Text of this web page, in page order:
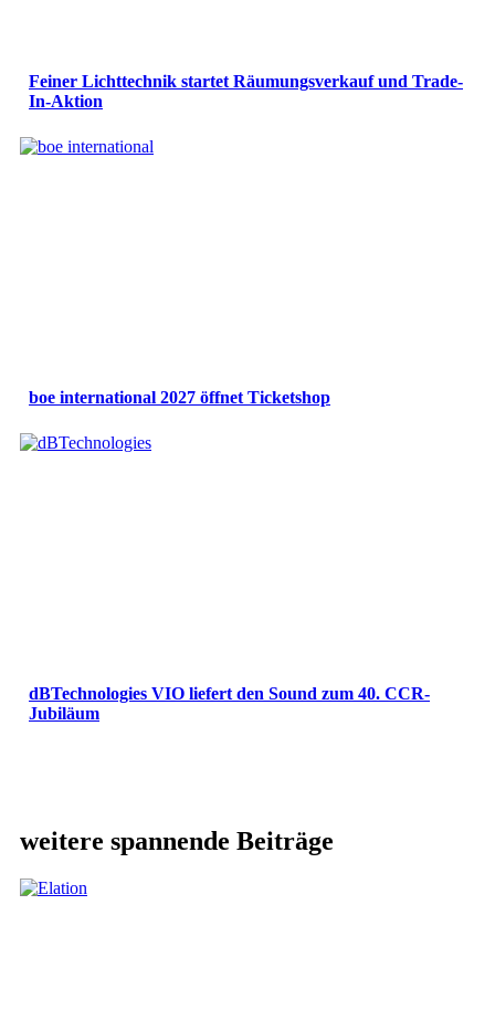
Feiner Lichttechnik startet Räumungsverkauf und Trade-
In-Aktion
boe international 2027 öffnet Ticketshop
dBTechnologies VIO liefert den Sound zum 40. CCR-
Jubiläum
weitere spannende Beiträge